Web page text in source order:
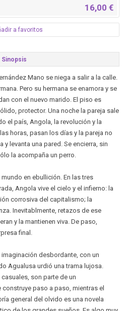
16,00 €
a favoritos
Sinopsis
Mano se niega a salir a la calle.
Pero su hermana se enamora y se
con el nuevo marido. El piso es
protector. Una noche la pareja sale
el país, Angola, la revolución y la
horas, pasan los días y la pareja no
y levanta una pared. Se encierra, sin
la acompaña un perro.
en ebullición. En las tres
Angola vive el cielo y el infierno: la
corrosiva del capitalismo; la
Inevitablmente, retazos de ese
y la mantienen viva. De paso,
final.
imaginación desbordante, con un
Agualusa urdió una trama lujosa.
son parte de un
paso a paso, mientras el
general del olvido es una novela